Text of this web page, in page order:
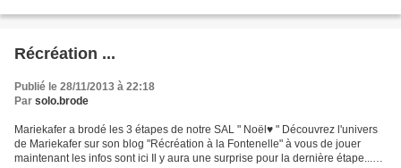
Récréation ...
Publié le 28/11/2013 à 22:18
Par solo.brode
Mariekafer a brodé les 3 étapes de notre SAL " Noël♥ " Découvrez l'univers
de Mariekafer sur son blog "Récréation à la Fontenelle" à vous de jouer
maintenant les infos sont ici Il y aura une surprise pour la dernière étape...